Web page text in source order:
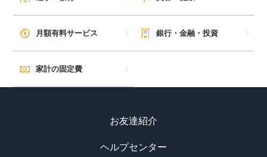
月額有料サービス 銀行・金融・投資
家計の固定費
お友達紹介
ヘルプセンター